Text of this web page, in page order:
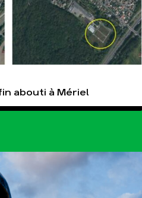
abouti à Mériel